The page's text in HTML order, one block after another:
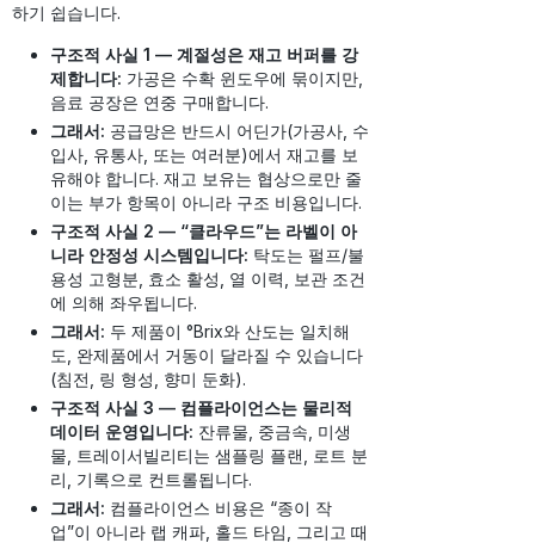
하기 쉽습니다.
구조적 사실 1 — 계절성은 재고 버퍼를 강
제합니다: 가공은 수확 윈도우에 묶이지만,
음료 공장은 연중 구매합니다.
그래서: 공급망은 반드시 어딘가(가공사, 수
입사, 유통사, 또는 여러분)에서 재고를 보
유해야 합니다. 재고 보유는 협상으로만 줄
이는 부가 항목이 아니라 구조 비용입니다.
구조적 사실 2 — “클라우드”는 라벨이 아
니라 안정성 시스템입니다: 탁도는 펄프/불
용성 고형분, 효소 활성, 열 이력, 보관 조건
에 의해 좌우됩니다.
그래서: 두 제품이 °Brix와 산도는 일치해
도, 완제품에서 거동이 달라질 수 있습니다
(침전, 링 형성, 향미 둔화).
구조적 사실 3 — 컴플라이언스는 물리적
데이터 운영입니다: 잔류물, 중금속, 미생
물, 트레이서빌리티는 샘플링 플랜, 로트 분
리, 기록으로 컨트롤됩니다.
그래서: 컴플라이언스 비용은 “종이 작
업”이 아니라 랩 캐파, 홀드 타임, 그리고 때